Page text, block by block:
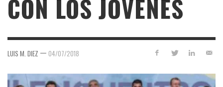
CON LOS JÓVENES
LUIS M. DIEZ — 04/07/2018